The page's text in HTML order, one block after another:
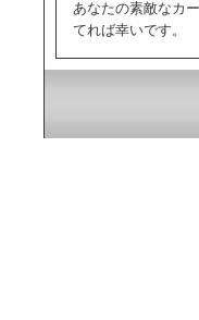
あなたの素敵なカ
てれば幸いです。